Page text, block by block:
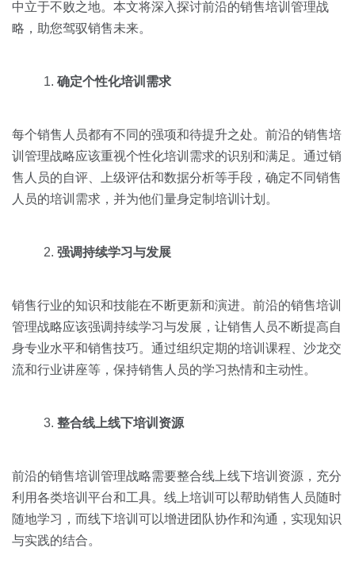
金融
销售管理
按业务场景
培训辅导
白皮书
销售会话智能
中立于不败之地。本文将深入探讨前沿的销售培训管理战
略，助您驾驭销售未来。
确定个性化培训需求
每个销售人员都有不同的强项和待提升之处。前沿的销售培
训管理战略应该重视个性化培训需求的识别和满足。通过销
售人员的自评、上级评估和数据分析等手段，确定不同销售
人员的培训需求，并为他们量身定制培训计划。
强调持续学习与发展
销售行业的知识和技能在不断更新和演进。前沿的销售培训
管理战略应该强调持续学习与发展，让销售人员不断提高自
身专业水平和销售技巧。通过组织定期的培训课程、沙龙交
流和行业讲座等，保持销售人员的学习热情和主动性。
整合线上线下培训资源
前沿的销售培训管理战略需要整合线上线下培训资源，充分
利用各类培训平台和工具。线上培训可以帮助销售人员随时
随地学习，而线下培训可以增进团队协作和沟通，实现知识
与实践的结合。